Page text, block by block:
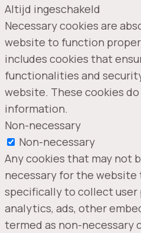
Altijd ingeschakeld
Necessary cookies are
website to function
includes cookies that
functionalities and
website. These cookies
information.
Non-necessary
Non-necessary
Any cookies that may not
necessary for the website
specifically to collect user
analytics, ads, other
termed as non-necessary